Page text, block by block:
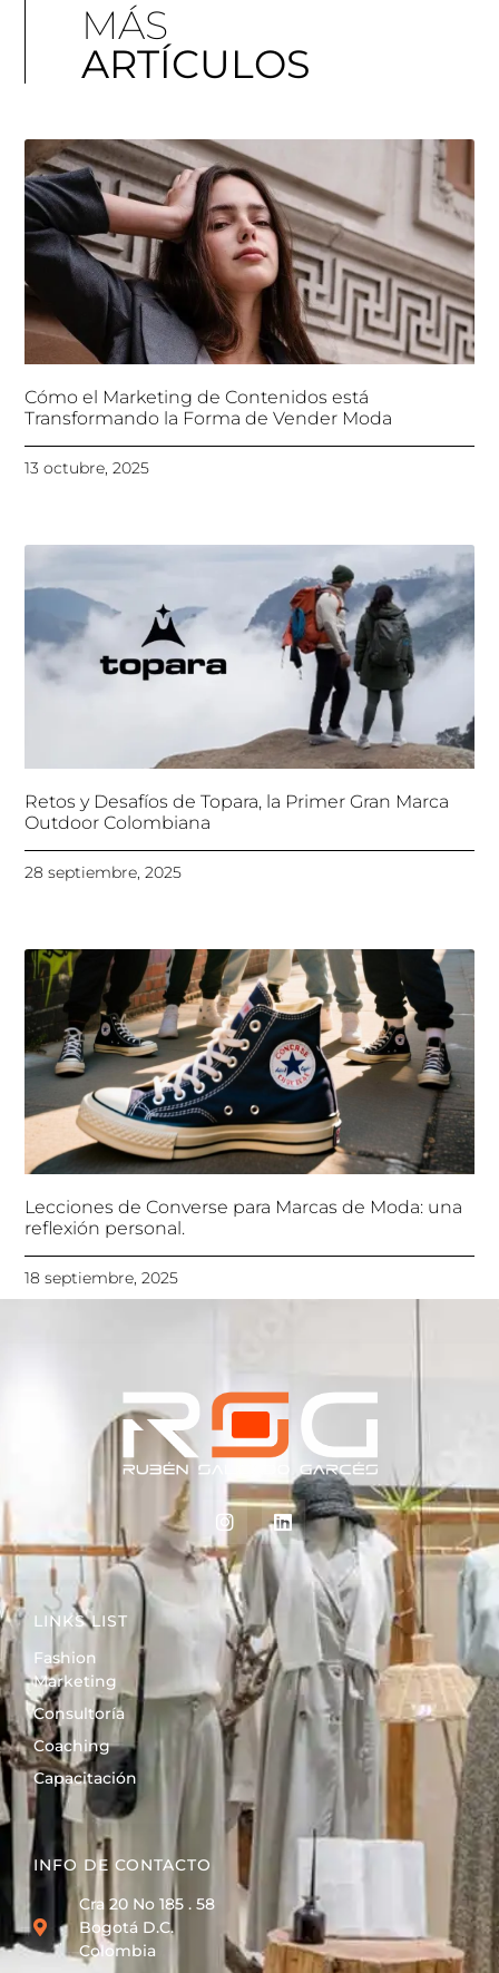
MÁS
ARTÍCULOS
Cómo el Marketing de Contenidos está
Transformando la Forma de Vender Moda
13 octubre, 2025
Retos y Desafíos de Topara, la Primer Gran Marca
Outdoor Colombiana
28 septiembre, 2025
Lecciones de Converse para Marcas de Moda: una
reflexión personal.
18 septiembre, 2025
INFO DE CONTACTO
Cra 20 No 185 . 58
Bogotá D.C.
Colombia
LINKS LIST
Fashion
Marketing
Consultoría
Coaching
Capacitación